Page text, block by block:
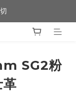
SG2粉
革